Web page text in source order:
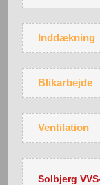
Inddækning
Blikarbejde
Ventilation
Solbjerg